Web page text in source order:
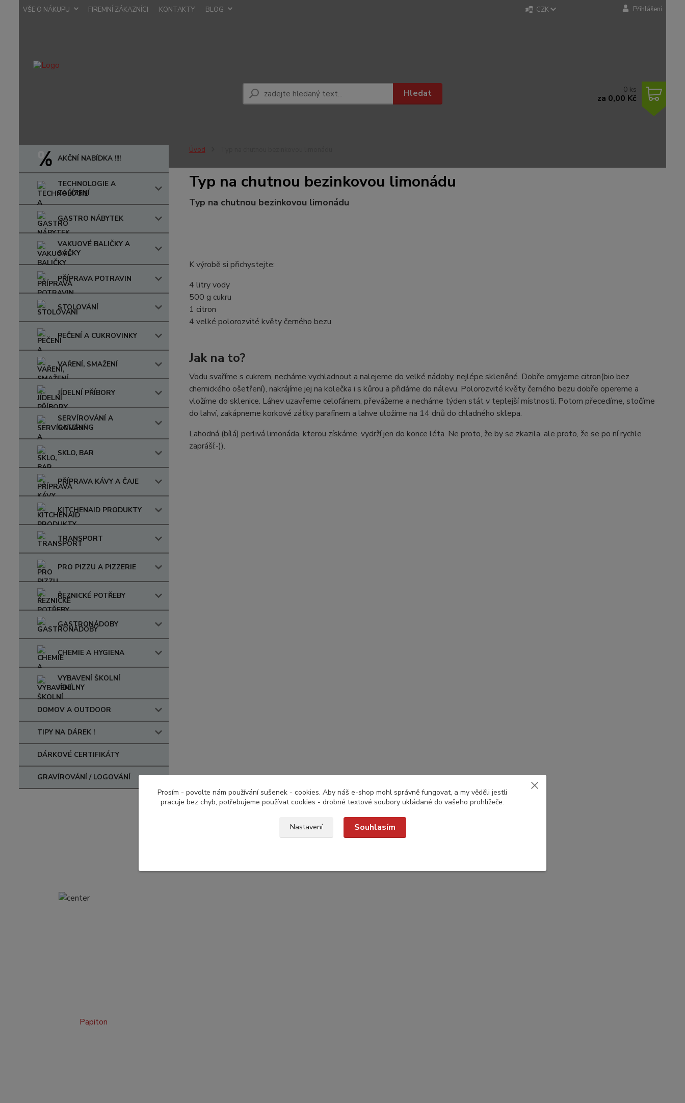
VŠE O NÁKUPU FIREMNÍ ZÁKAZNÍCI KONTAKTY BLOG CZK Přihlášení
Hledat 0 ks
za 0,00 Kč
AKČNÍ NABÍDKA !!!!
TECHNOLOGIE A
ZAŘÍZENÍ
GASTRO NÁBYTEK
VAKUOVÉ BALIČKY A
SÁČKY
PŘÍPRAVA POTRAVIN
STOLOVÁNÍ
PEČENÍ A CUKROVINKY
VAŘENÍ, SMAŽENÍ
JÍDELNÍ PŘÍBORY
SERVÍROVÁNÍ A
CATERING
SKLO, BAR
PŘÍPRAVA KÁVY A ČAJE
KITCHENAID PRODUKTY
TRANSPORT
PRO PIZZU A PIZZERIE
ŘEZNICKÉ POTŘEBY
GASTRONÁDOBY
CHEMIE A HYGIENA
VYBAVENÍ ŠKOLNÍ
JÍDELNY
DOMOV A OUTDOOR
TIPY NA DÁREK !
DÁRKOVÉ CERTIFIKÁTY
GRAVÍROVÁNÍ / LOGOVÁNÍ
Papiton
Úvod
Typ na chutnou bezinkovou limonádu
Typ na chutnou bezinkovou limonádu
K výrobě si přichystejte:
4 litry vody
500 g cukru
1 citron
4 velké polorozvité květy černého bezu
Jak na to?
Vodu svaříme s cukrem, necháme vychladnout a nalejeme do velké nádoby, nejlépe skleněné. Dobře omyjeme citron(bio bez
chemického ošetření), nakrájíme jej na kolečka i s kůrou a přidáme do nálevu. Polorozvité květy černého bezu dobře opereme a
vložíme do sklenice. Láhev uzavřeme celofánem, převážeme a necháme týden stát v teplejší místnosti. Potom přecedíme, stočíme
do lahví, zakápneme korkové zátky parafínem a lahve uložíme na 14 dnů do chladného sklepa.
Lahodná (bílá) perlivá limonáda, kterou získáme, vydrží jen do konce léta. Ne proto, že by se zkazila, ale proto, že se po ní rychle
zapráší:-)).
Prosím - povolte nám používání sušenek - cookies. Aby náš e-shop mohl správně fungovat, a my věděli jestli
pracuje bez chyb, potřebujeme používat cookies - drobné textové soubory ukládané do vašeho prohlížeče.
Nastavení Souhlasím